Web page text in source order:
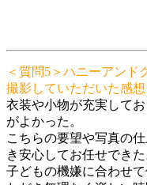
＜質問5＞ハニーアンド
撮影していただいた感想
衣装や小物が充実して
がよかった。
こちらの要望や写真の
き安心してお任せできた
子どもの機嫌に合わせ